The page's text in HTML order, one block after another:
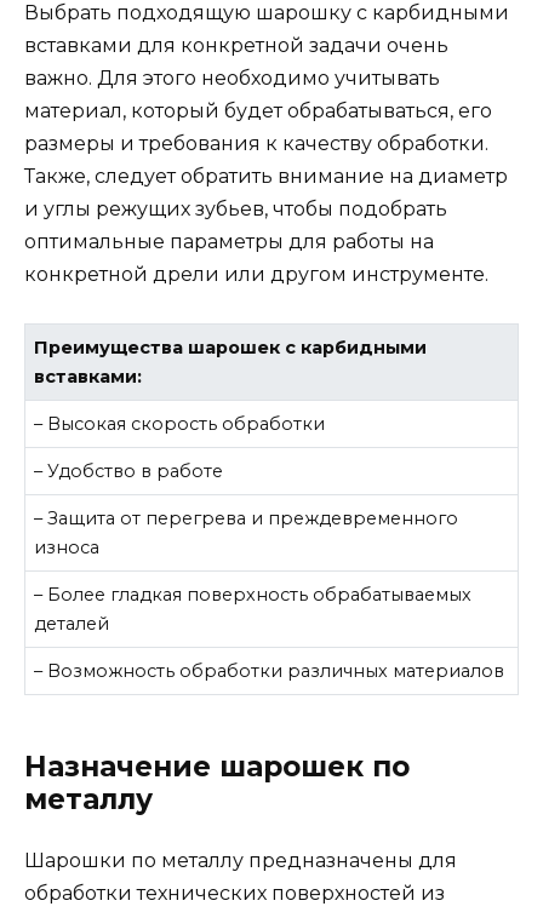
Выбрать подходящую шарошку с карбидными
вставками для конкретной задачи очень
важно. Для этого необходимо учитывать
материал, который будет обрабатываться, его
размеры и требования к качеству обработки.
Также, следует обратить внимание на диаметр
и углы режущих зубьев, чтобы подобрать
оптимальные параметры для работы на
конкретной дрели или другом инструменте.
Преимущества шарошек с карбидными
вставками:
– Высокая скорость обработки
– Удобство в работе
– Защита от перегрева и преждевременного
износа
– Более гладкая поверхность обрабатываемых
деталей
– Возможность обработки различных материалов
Назначение шарошек по
металлу
Шарошки по металлу предназначены для
обработки технических поверхностей из